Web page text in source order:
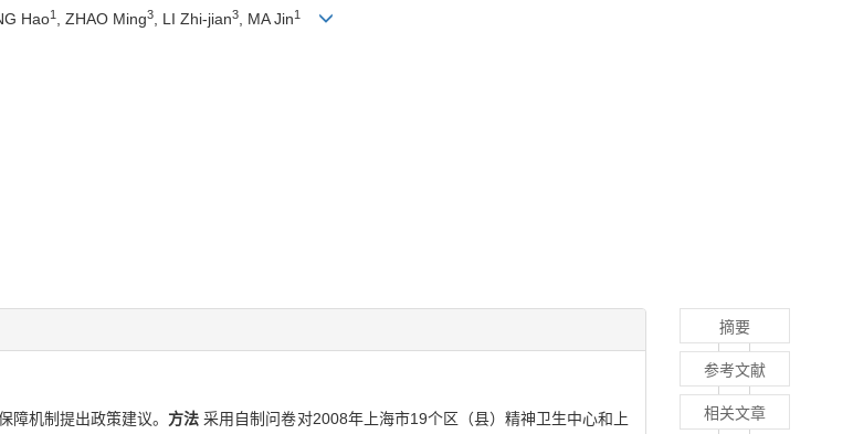
Hao1 , ZHAO Ming3 , LI Zhi-jian3 , MA Jin1
障机制提出政策建议。 方法采用自制问卷对2008年上海市19个区（县）精神卫生中心和上
摘要
参考文献
相关文章